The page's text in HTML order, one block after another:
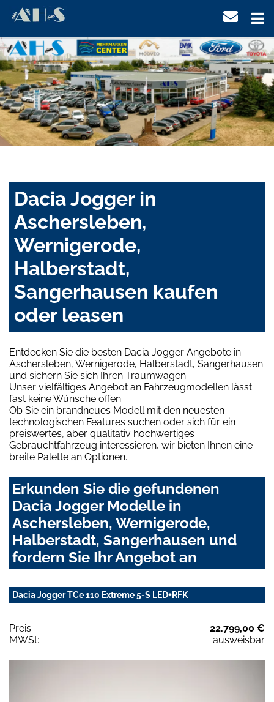
Dacia Jogger in
Aschersleben,
Wernigerode,
Halberstadt,
Sangerhausen kaufen
oder leasen
Entdecken Sie die besten Dacia Jogger Angebote in
Aschersleben, Wernigerode, Halberstadt, Sangerhausen
und sichern Sie sich Ihren Traumwagen.
Unser vielfältiges Angebot an Fahrzeugmodellen lässt
fast keine Wünsche offen.
Ob Sie ein brandneues Modell mit den neuesten
technologischen Features suchen oder sich für ein
preiswertes, aber qualitativ hochwertiges
Gebrauchtfahrzeug interessieren, wir bieten Ihnen eine
breite Palette an Optionen.
Erkunden Sie die gefundenen
Dacia Jogger Modelle in
Aschersleben, Wernigerode,
Halberstadt, Sangerhausen und
fordern Sie Ihr Angebot an
Dacia Jogger TCe 110 Extreme 5-S LED+RFK
Preis:
22.799,00 €
MWSt:
ausweisbar